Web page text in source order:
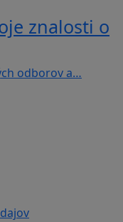
znalosti o
odborov a…